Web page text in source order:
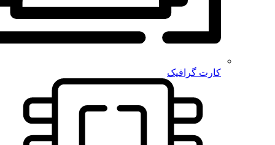
کارت گرافیک